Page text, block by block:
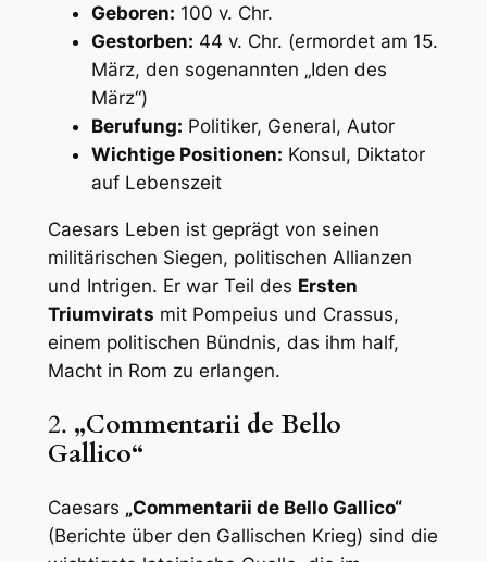
Geboren: 100 v. Chr.
Gestorben: 44 v. Chr. (ermordet am 15.
März, den sogenannten „Iden des
März“)
Berufung: Politiker, General, Autor
Wichtige Positionen: Konsul, Diktator
auf Lebenszeit
Caesars Leben ist geprägt von seinen
militärischen Siegen, politischen Allianzen
und Intrigen. Er war Teil des Ersten
Triumvirats mit Pompeius und Crassus,
einem politischen Bündnis, das ihm half,
Macht in Rom zu erlangen.
2. „Commentarii de Bello
Gallico“
Caesars „Commentarii de Bello Gallico“
(Berichte über den Gallischen Krieg) sind die